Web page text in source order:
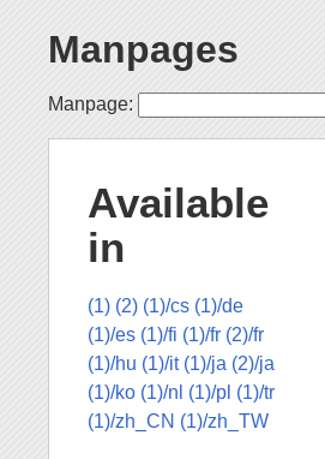
Manpages
Manpage:
Available
in
(1) (2) (1)/cs (1)/de
(1)/es (1)/fi (1)/fr (2)/fr
(1)/hu (1)/it (1)/ja (2)/ja
(1)/ko (1)/nl (1)/pl (1)/tr
(1)/zh_CN (1)/zh_TW